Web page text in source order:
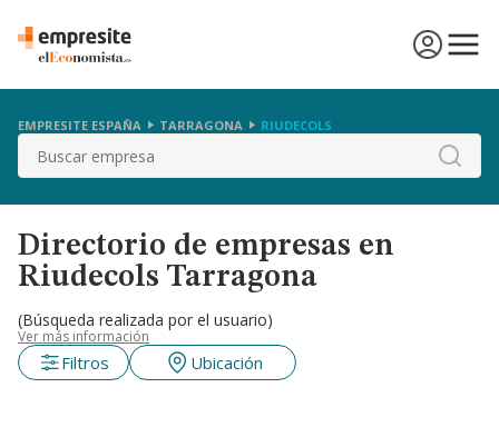
EMPRESITE ESPAÑA TARRAGONA RIUDECOLS
Buscar
Directorio de empresas en
Riudecols Tarragona
(Búsqueda realizada por el usuario)
Ver más información
Filtros Ubicación